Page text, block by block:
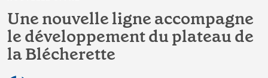
Unenouvelleligneaccompagne
ledéveloppementduplateaude
laBlécherette